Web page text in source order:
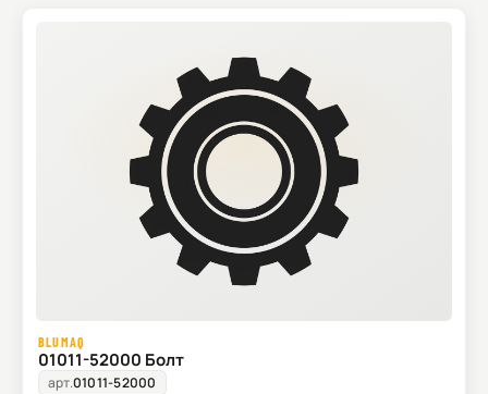
BLUMAQ
01011-52000 Болт
арт.01011-52000